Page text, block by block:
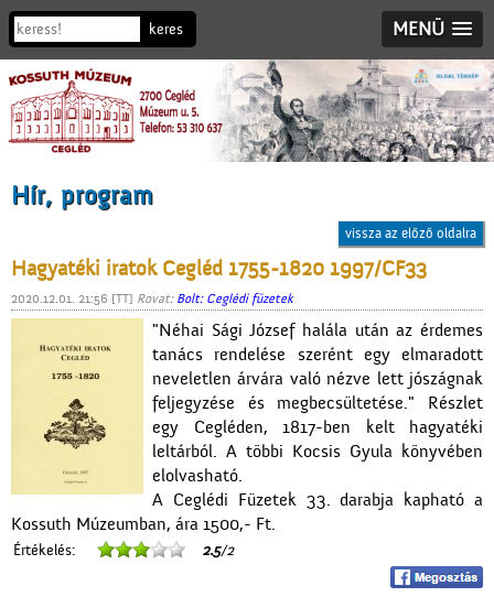
MENÜ
Hír, program
vissza az előző oldalra
Hagyatéki iratok Cegléd 1755-1820 1997/CF33
2020.12.01. 21:56 [TT] Rovat: Bolt: Ceglédi füzetek
"Néhai Sági József halála után az érdemes
tanács rendelése szerént egy elmaradott
neveletlen árvára való nézve lett jószágnak
feljegyzése és megbecsültetése." Részlet
egy Cegléden, 1817-ben kelt hagyatéki
leltárból. A többi Kocsis Gyula könyvében
elolvasható.
A Ceglédi Füzetek 33. darabja kapható a
Kossuth Múzeumban, ára 1500,- Ft.
Értékelés: 2.5/2